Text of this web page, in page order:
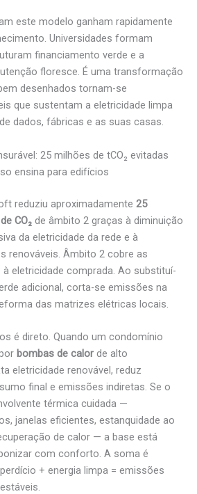
este modelo ganham rapidamente
Universidades formam
financiamento verde e a
floresce. É uma transformação
desenhados tornam-se
que sustentam a eletricidade limpa
dados, fábricas e as suas casas.
25 milhões de tCO₂ evitadas
ensina para edifícios
reduziu aproximadamente 25
CO₂ de âmbito 2 graças à diminuição
da eletricidade da rede e à
renováveis. Âmbito 2 cobre as
eletricidade comprada. Ao substituí-
adicional, corta-se emissões na
das matrizes elétricas locais.
é direto. Quando um condomínio
bombas de calor de alto
eletricidade renovável, reduz
final e emissões indiretas. Se o
térmica cuidada —
janelas eficientes, estanquidade ao
de calor — a base está
com conforto. A soma é
+ energia limpa = emissões